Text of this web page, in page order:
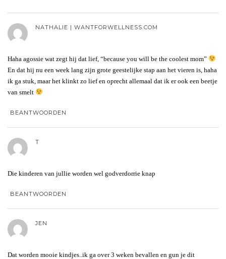
NATHALIE | WANTFORWELLNESS.COM
Haha agossie wat zegt hij dat lief, “because you will be the coolest mom”
En dat hij nu een week lang zijn grote geestelijke stap aan het vieren is, haha
ik ga stuk, maar het klinkt zo lief en oprecht allemaal dat ik er ook een beetje
van smelt
BEANTWOORDEN
T
Die kinderen van jullie worden wel godverdorrie knap
BEANTWOORDEN
JEN
Dat worden mooie kindjes..ik ga over 3 weken bevallen en gun je dit